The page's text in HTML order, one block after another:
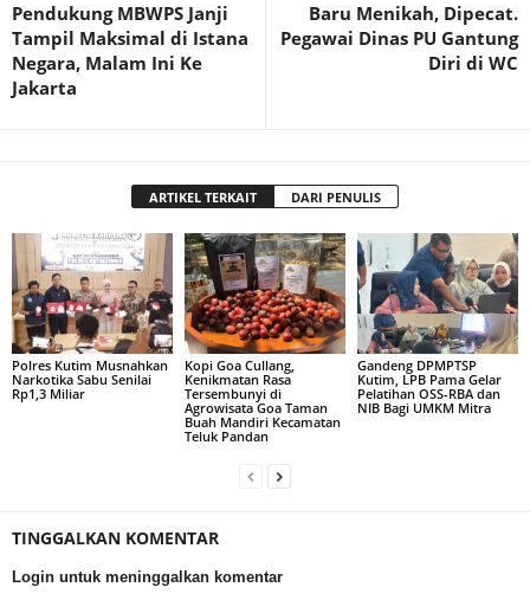
Pendukung MBWPS Janji
Tampil Maksimal di Istana
Negara, Malam Ini Ke
Jakarta
Baru Menikah, Dipecat.
Pegawai Dinas PU Gantung
Diri di WC
ARTIKEL TERKAIT DARI PENULIS
Polres Kutim Musnahkan
Narkotika Sabu Senilai
Rp1,3 Miliar
Kopi Goa Cullang,
Kenikmatan Rasa
Tersembunyi di
Agrowisata Goa Taman
Buah Mandiri Kecamatan
Teluk Pandan
Gandeng DPMPTSP
Kutim, LPB Pama Gelar
Pelatihan OSS-RBA dan
NIB Bagi UMKM Mitra
TINGGALKAN KOMENTAR
Login untuk meninggalkan komentar